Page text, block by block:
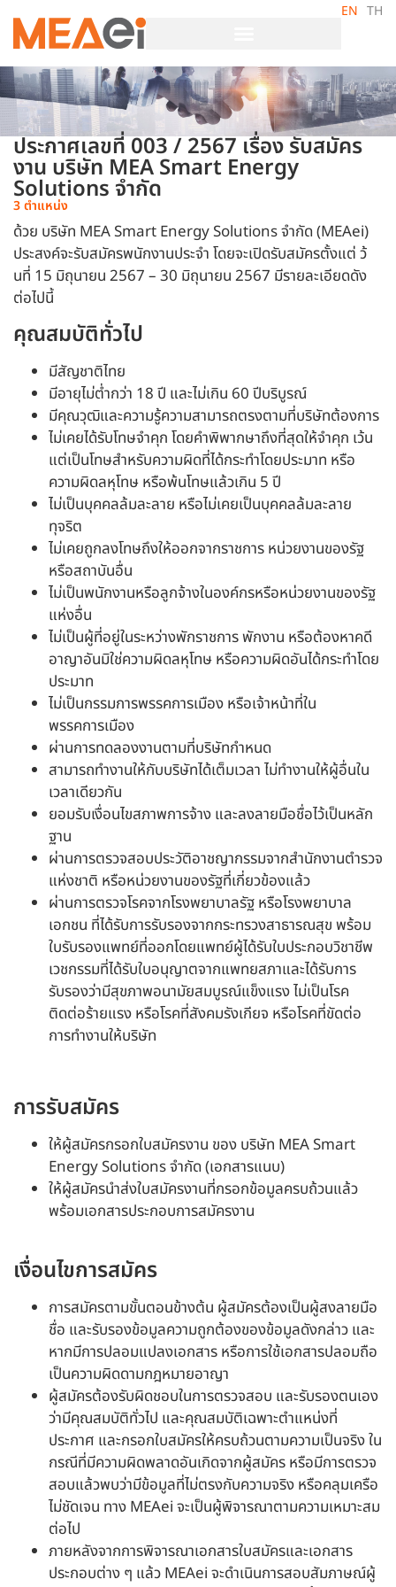
EN TH
ประกาศเลขที่ 003 / 2567 เรื่อง รับสมัคร
งาน บริษัท MEA Smart Energy
Solutions จำกัด
3 ตำแหน่ง
ด้วย บริษัท MEA Smart Energy Solutions จำกัด (MEAei)
ประสงค์จะรับสมัครพนักงานประจำ โดยจะเปิดรับสมัครตั้งแต่ ว้
นที่ 15 มิถุนายน 2567 – 30 มิถุนายน 2567 มีรายละเอียดดัง
ต่อไปนี้
คุณสมบัติทั่วไป
มีสัญชาติไทย
มีอายุไม่ต่ำกว่า 18 ปี และไม่เกิน 60 ปีบริบูรณ์
มีคุณวุฒิและความรู้ความสามารถตรงตามที่บริษัทต้องการ
ไม่เคยได้รับโทษจำคุก โดยคำพิพากษาถึงที่สุดให้จำคุก เว้น
แต่เป็นโทษสำหรับความผิดที่ได้กระทำโดยประมาท หรือ
ความผิดลหุโทษ หรือพ้นโทษแล้วเกิน 5 ปี
ไม่เป็นบุคคลล้มละลาย หรือไม่เคยเป็นบุคคลล้มละลาย
ทุจริต
ไม่เคยถูกลงโทษถึงให้ออกจากราชการ หน่วยงานของรัฐ
หรือสถาบันอื่น
ไม่เป็นพนักงานหรือลูกจ้างในองค์กรหรือหน่วยงานของรัฐ
แห่งอื่น
ไม่เป็นผู้ที่อยู่ในระหว่างพักราชการ พักงาน หรือต้องหาคดี
อาญาอันมิใช่ความผิดลหุโทษ หรือความผิดอันได้กระทำโดย
ประมาท
ไม่เป็นกรรมการพรรคการเมือง หรือเจ้าหน้าที่ใน
พรรคการเมือง
ผ่านการทดลองงานตามที่บริษัทกำหนด
สามารถทำงานให้กับบริษัทได้เต็มเวลา ไม่ทำงานให้ผู้อื่นใน
เวลาเดียวกัน
ยอมรับเงื่อนไขสภาพการจ้าง และลงลายมือชื่อไว้เป็นหลัก
ฐาน
ผ่านการตรวจสอบประวัติอาชญากรรมจากสำนักงานตำรวจ
แห่งชาติ หรือหน่วยงานของรัฐที่เกี่ยวข้องแล้ว
ผ่านการตรวจโรคจากโรงพยาบาลรัฐ หรือโรงพยาบาล
เอกชน ที่ได้รับการรับรองจากกระทรวงสาธารณสุข พร้อม
ใบรับรองแพทย์ที่ออกโดยแพทย์ผู้ได้รับใบประกอบวิชาชีพ
เวชกรรมที่ได้รับใบอนุญาตจากแพทยสภาและได้รับการ
รับรองว่ามีสุขภาพอนามัยสมบูรณ์แข็งแรง ไม่เป็นโรค
ติดต่อร้ายแรง หรือโรคที่สังคมรังเกียจ หรือโรคที่ขัดต่อ
การทำงานให้บริษัท
การรับสมัคร
ให้ผู้สมัครกรอกใบสมัครงาน ของ บริษัท MEA Smart
Energy Solutions จำกัด (เอกสารแนบ)
ให้ผู้สมัครนำส่งใบสมัครงานที่กรอกข้อมูลครบถ้วนแล้ว
พร้อมเอกสารประกอบการสมัครงาน
เงื่อนไขการสมัคร
การสมัครตามขั้นตอนข้างต้น ผู้สมัครต้องเป็นผู้สงลายมือ
ชื่อ และรับรองข้อมูลความถูกต้องของข้อมูลดังกล่าว และ
หากมีการปลอมแปลงเอกสาร หรือการใช้เอกสารปลอมถือ
เป็นความผิดดามกฎหมายอาญา
ผู้สมัครต้องรับผิดชอบในการตรวจสอบ และรับรองตนเอง
ว่ามีคุณสมบัติทั่วไป และคุณสมบัติเฉพาะตำแหน่งที่
ประกาศ และกรอกใบสมัครให้ครบถ้วนตามความเป็นจริง ใน
กรณีที่มีความผิดพลาดอันเกิดจากผู้สมัคร หรือมีการตรวจ
สอบแล้วพบว่ามีข้อมูลที่ไม่ตรงกับความจริง หรือคลุมเครือ
ไม่ชัดเจน ทาง MEAei จะเป็นผู้พิจารณาตามความเหมาะสม
ต่อไป
ภายหลังจากการพิจารณาเอกสารใบสมัครและเอกสาร
ประกอบต่าง ๆ แล้ว MEAei จะดำเนินการสอบสัมภาษณ์ผู้